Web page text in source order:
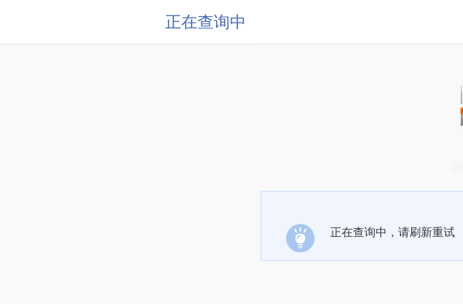
正在查询中
正在查询中，请刷新重试